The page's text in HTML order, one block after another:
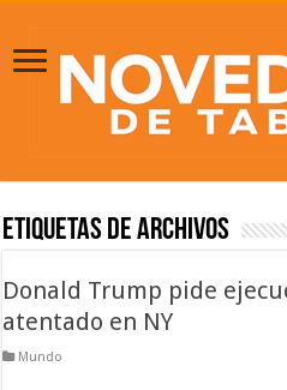
Etiquetas de Archivos
Donald Trump pide
atentado en NY
Mundo